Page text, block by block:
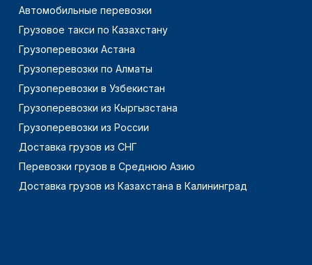
Автомобильные перевозки
Грузовое такси по Казахстану
Грузоперевозки Астана
Грузоперевозки по Алматы
Грузоперевозки в Узбекистан
Грузоперевозки из Кыргызстана
Грузоперевозки из России
Доставка грузов из СНГ
Перевозки грузов в Среднюю Азию
Доставка грузов из Казахстана в Калининград